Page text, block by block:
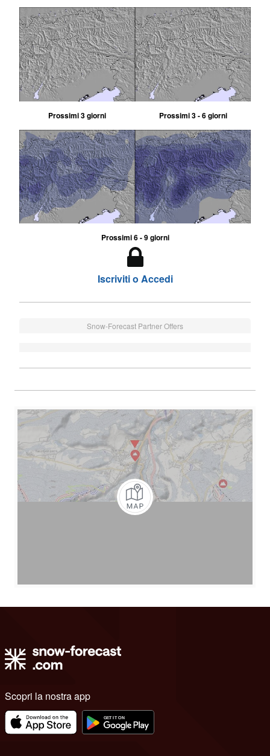
Prossimi 3 giorni Prossimi 3 - 6 giorni
Prossimi 6 - 9 giorni
Iscriviti o Accedi
Snow-Forecast Partner Offers
Scopri la nostra app